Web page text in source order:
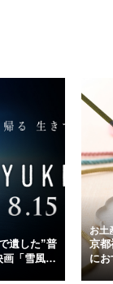
くの仲間の命を救
主演は「雪風」の
幸平を玉木宏が演
など実力派俳優が
第二艦隊司令長官
る。
時代が再び、分断
道を歩んではい
た”今”を生きる私
今だからこそ、尊
を多くの方にご覧
遺した”普
画「雪風
お土
京都
に